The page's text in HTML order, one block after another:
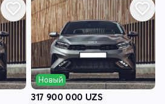
Новый
317 900 000 UZS